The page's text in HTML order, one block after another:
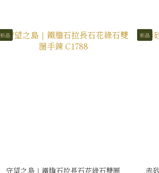
新品
守望之島｜鐵膽石拉長石花綠石雙圈
新品
赤